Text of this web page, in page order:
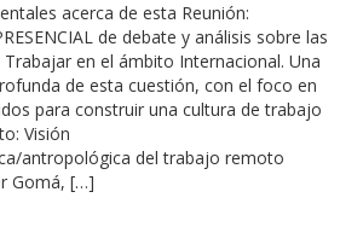
acerca de esta Reunión:
de debate y análisis sobre las
en el ámbito Internacional. Una
de esta cuestión, con el foco en
para construir una cultura de trabajo
Visión
antropológica del trabajo remoto
Gomá, […]